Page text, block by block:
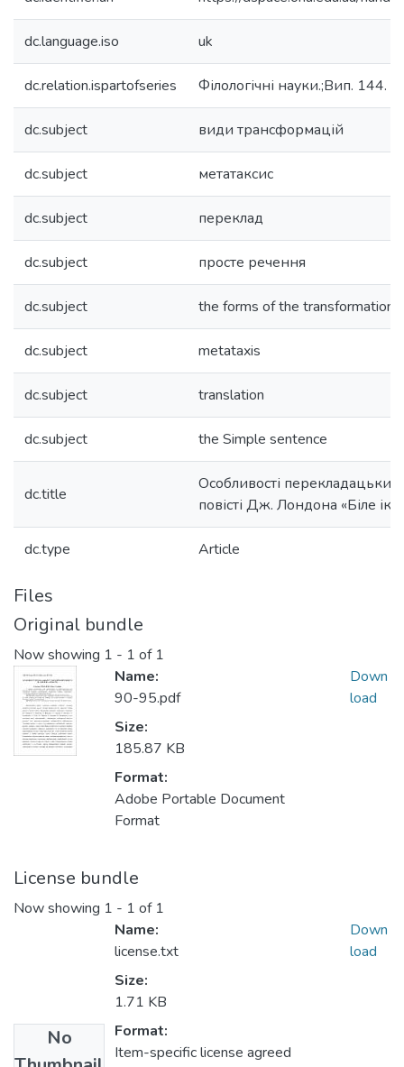
dc.language.iso uk
dc.relation.ispartofseries Філологічні науки.;Вип. 144.
dc.subject види трансформацій
dc.subject метатаксис
dc.subject переклад
dc.subject просте речення
dc.subject the forms of the transformations
dc.subject metataxis
dc.subject translation
dc.subject the Simple sentence
dc.title
Особливості
повісті Дж. Лондона «Біле
dc.type Article
Files
Original bundle
Now showing 1 - 1 of 1
Name:
90-95.pdf
Size:
185.87 KB
Format:
Adobe Portable Document
Format
Down
load
License bundle
Now showing 1 - 1 of 1
No
Name:
license.txt
Size:
1.71 KB
Format:
Item-specific license agreed
Down
load